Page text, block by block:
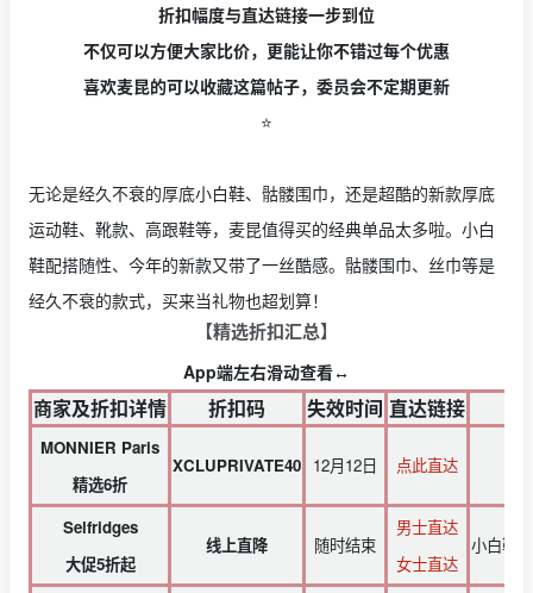
折扣幅度与直达链接一步到位
不仅可以方便大家比价，更能让你不错过每个优惠
喜欢麦昆的可以收藏这篇帖子，委员会不定期更新
⭐️
无论是经久不衰的厚底小白鞋、骷髅围巾，还是超酷的新款厚底
运动鞋、靴款、高跟鞋等，麦昆值得买的经典单品太多啦。小白
鞋配搭随性、今年的新款又带了一丝酷感。骷髅围巾、丝巾等是
经久不衰的款式，买来当礼物也超划算！
【精选折扣汇总】
App端左右滑动查看↔️
商家及折扣详情 折扣码 失效时间 直达链接
MONNIER Paris
精选6折
XCLUPRIVATE40 12月12日 点此直达
Selfridges
大促5折起
线上直降 随时结束
男士直达
女士直达
小白鞋